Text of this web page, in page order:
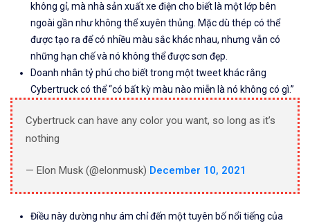
không gỉ, mà nhà sản xuất xe điện cho biết là một lớp bên
ngoài gần như không thể xuyên thủng. Mặc dù thép có thể
được tạo ra để có nhiều màu sắc khác nhau, nhưng vẫn có
những hạn chế và nó không thể được sơn đẹp.
Doanh nhân tỷ phú cho biết trong một tweet khác rằng
Cybertruck có thể “có bất kỳ màu nào miễn là nó không có gì.”
Cybertruck can have any color you want, so long as it’s
nothing
— Elon Musk (@elonmusk) December 10, 2021
Điều này dường như ám chỉ đến một tuyên bố nổi tiếng của